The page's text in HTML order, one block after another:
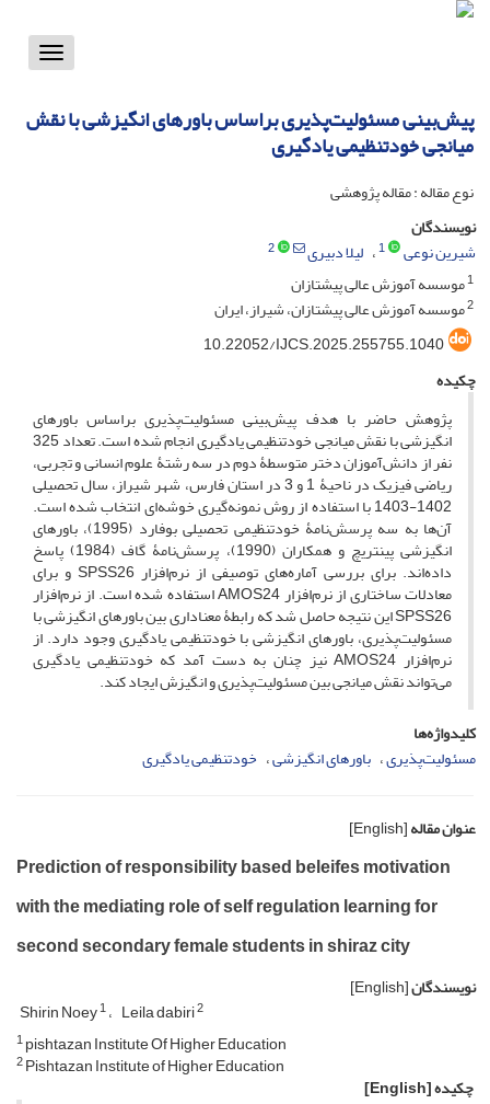
Toggle
پیش‌بینی مسئولیت‌پذیری براساس باورهای انگیزشی با نقش
میانجی خودتنظیمی یادگیری
نوع مقاله : مقاله پژوهشی
نویسندگان
شیرین نوعی
1 لیلا دبیری
2
1موسسه آموزش عالی پیشتازان
2موسسه آموزش عالی پیشتازان، شیراز، ایران
10.22052/IJCS.2025.255755.1040
چکیده
پژوهش حاضر با هدف پیش‌بینی مسئولیت‌پذیری براساس باورهای
انگیزشی با نقش میانجی خودتنظیمی یادگیری انجام شده است. تعداد 325
نفر از دانش‌آموزان دختر متوسطۀ دوم در سه رشتۀ علوم انسانی و تجربی،
ریاضی فیزیک در ناحیۀ 1 و 3 در استان فارس، شهر شیراز، سال تحصیلی
1402-1403 با استفاده از روش نمونه‌گیری خوشه‌ای انتخاب شده است.
آن‌ها به سه پرسش‌نامۀ خودتنظیمی تحصیلی بوفارد (1995)، باورهای
انگیزشی پینتریچ و همکاران (1990)، پرسش‌نامۀ گاف (1984) پاسخ
داده‌اند. برای بررسی آماره‌های توصیفی از نرم‌افزار SPSS26 و برای
معادلات ساختاری از نرم‌افزار AMOS24 استفاده شده است. از نرم‌افزار
SPSS26 این نتیجه حاصل شد که رابطۀ معناداری بین باورهای انگیزشی با
مسئولیت‌پذیری، باورهای انگیزشی با خودتنظیمی یادگیری وجود دارد. از
نرم‌افزار AMOS24 نیز چنان به دست آمد که خودتنظیمی یادگیری
می‌تواند نقش میانجی بین مسئولیت‌پذیری و انگیزش ایجاد کند.
کلیدواژه‌ها
مسئولیت‌پذیری باورهای انگیزشی خودتنظیمی یادگیری
عنوان مقاله[English]
Prediction of responsibility based beleifes motivation
with the mediating role of self regulation learning for
second secondary female students in shiraz city
نویسندگان[English]
Shirin Noey1 Leila dabiri2
1pishtazan Institute Of Higher Education
2Pishtazan Institute of Higher Education
چکیده[English]